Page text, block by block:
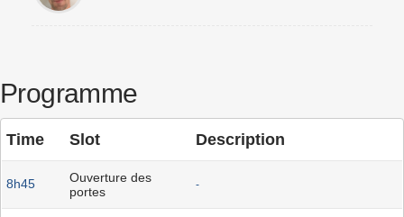
Programme
Time Slot Description
8h45
Ouverture des
portes
-